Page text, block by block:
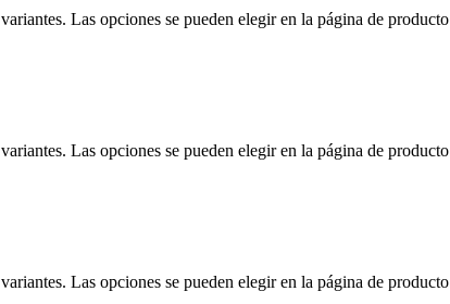
Las opciones se pueden elegir en la página de producto
Las opciones se pueden elegir en la página de producto
Las opciones se pueden elegir en la página de producto